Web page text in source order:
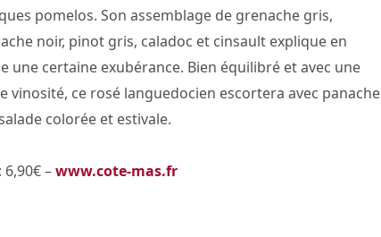
pomelos. Son assemblage de grenache gris,
noir, pinot gris, caladoc et cinsault explique en
une certaine exubérance. Bien équilibré et avec une
vinosité, ce rosé languedocien escortera avec panache
colorée et estivale.
6,90€ –www.cote-mas.fr